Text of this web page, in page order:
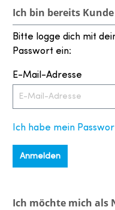
Ich bin bereits Kunde
Bitte logge dich mit
Passwort ein:
E-Mail-Adresse
Ich habe mein
Anmelden
Ich möchte mich als